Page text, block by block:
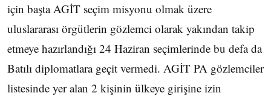
için başta AGİT seçim misyonu olmak üzere
uluslararası örgütlerin gözlemci olarak yakından takip
etmeye hazırlandığı 24 Haziran seçimlerinde bu defa da
Batılı diplomatlara geçit vermedi. AGİT PA gözlemciler
listesinde yer alan 2 kişinin ülkeye girişine izin